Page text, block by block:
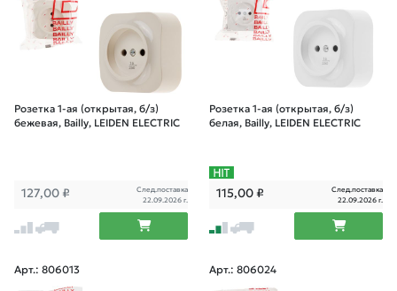
Розетка 1-ая (открытая, б/з)
бежевая, Bailly, LEIDEN ELECTRIC
127,00 ₽
След.поставка
22.09.2026 г.
Розетка 1-ая (открытая, б/з)
белая, Bailly, LEIDEN ELECTRIC
115,00₽
След.поставка
22.09.2026 г.
Арт.: 806013 Арт.: 806024